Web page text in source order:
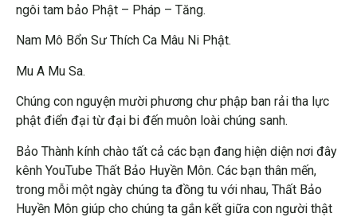
ngôi tam bảo Phật – Pháp – Tăng.
Nam Mô Bổn Sư Thích Ca Mâu Ni Phật.
Mu A Mu Sa.
Chúng con nguyện mười phương chư phập ban rải tha lực
phật điển đại từ đại bi đến muôn loài chúng sanh.
Bảo Thành kính chào tất cả các bạn đang hiện diện nơi đây
kênh YouTube Thất Bảo Huyền Môn. Các bạn thân mến,
trong mỗi một ngày chúng ta đồng tu với nhau, Thất Bảo
Huyền Môn giúp cho chúng ta gắn kết giữa con người thật